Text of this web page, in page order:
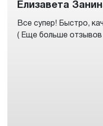
Елизавета
Все супер! Быстро,
( Еще больше отзывов